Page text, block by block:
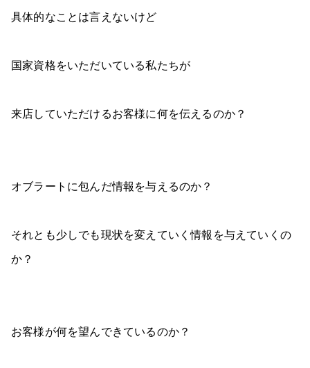
具体的なことは言えないけど
国家資格をいただいている私たちが
来店していただけるお客様に何を伝えるのか？
オブラートに包んだ情報を与えるのか？
それとも少しでも現状を変えていく情報を与えていくの
か？
お客様が何を望んできているのか？